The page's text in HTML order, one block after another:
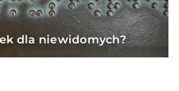
dla niewidomych?